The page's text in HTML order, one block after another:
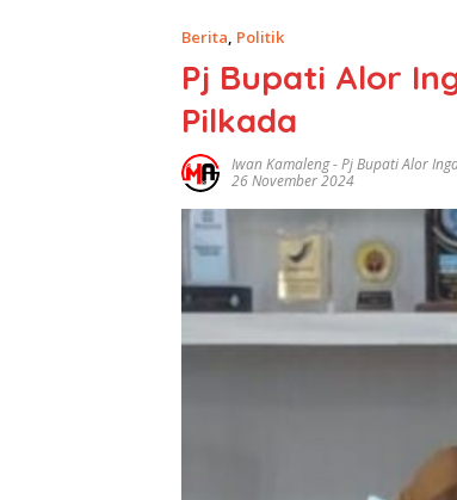
Berita, Politik
Pj Bupati Alor
Pilkada
Iwan Kamaleng-Pj Bupati Alor
26 November 2024